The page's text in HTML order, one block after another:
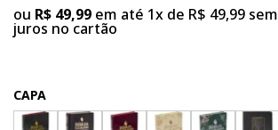
ou R$ 49,99 em até 1x de R$ 49,99 sem
juros no cartão
CAPA